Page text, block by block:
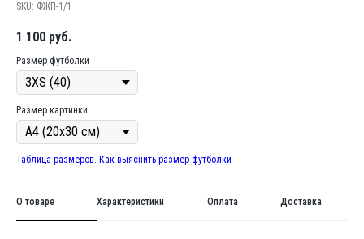
SKU: ФЖП-1/1
1 100 руб.
Размер футболки
Размер картинки
Таблица размеров. Как выяснить размер футболки
О товаре Характеристики Оплата Доставка